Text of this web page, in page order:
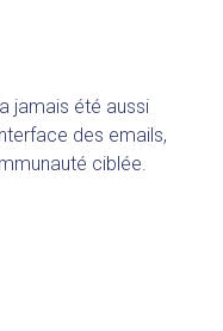
jamais été aussi
des emails,
ciblée.